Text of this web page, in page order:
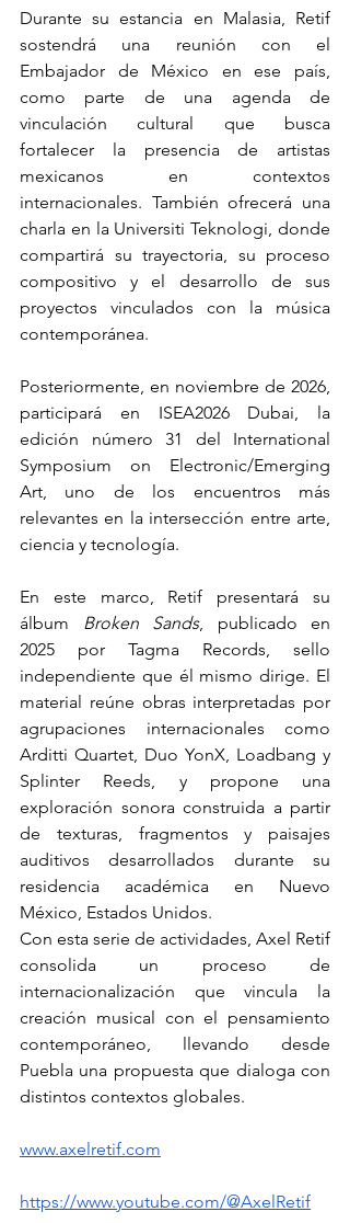
Durante su estancia en Malasia, Retif
sostendrá una reunión con el
Embajador de México en ese país,
como parte de una agenda de
vinculación cultural que busca
fortalecer la presencia de artistas
mexicanos en contextos
internacionales. También ofrecerá una
charla en la Universiti Teknologi, donde
compartirá su trayectoria, su proceso
compositivo y el desarrollo de sus
proyectos vinculados con la música
contemporánea.
Posteriormente, en noviembre de 2026,
participará en ISEA2026 Dubai, la
edición número 31 del International
Symposium on Electronic/Emerging
Art, uno de los encuentros más
relevantes en la intersección entre arte,
ciencia y tecnología.
En este marco, Retif presentará su
álbum
Broken Sands, publicado en
2025 por Tagma Records, sello
independiente que él mismo dirige. El
material reúne obras interpretadas por
agrupaciones internacionales como
Arditti Quartet, Duo YonX, Loadbang y
Splinter Reeds, y propone una
exploración sonora construida a partir
de texturas, fragmentos y paisajes
auditivos desarrollados durante su
residencia académica en Nuevo
México, Estados Unidos.
Con esta serie de actividades, Axel Retif
consolida un proceso de
internacionalización que vincula la
creación musical con el pensamiento
contemporáneo, llevando desde
Puebla una propuesta que dialoga con
distintos contextos globales.
www.axelretif.com
https://www.youtube.com/@AxelRetif